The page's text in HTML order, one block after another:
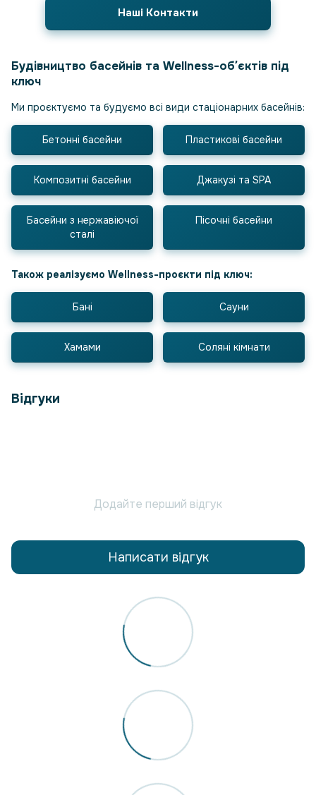
Наші Контакти
Будівництво басейнів та Wellness-обʼєктів під
ключ
Ми проєктуємо та будуємо всі види стаціонарних басейнів:
Бетонні басейни Пластикові басейни
Композитні басейни Джакузі та SPA
Басейни з нержавіючої
сталі
Пісочні басейни
Також реалізуємо Wellness-проєкти під ключ:
Бані Сауни
Хамами Соляні кімнати
Відгуки
Додайте перший відгук
Написати відгук